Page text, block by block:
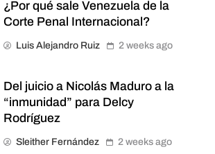
¿Por qué sale Venezuela de la
Corte Penal Internacional?
Luis Alejandro Ruiz 2 weeks ago
Del juicio a Nicolás Maduro a la
“inmunidad” para Delcy
Rodríguez
Sleither Fernández 2 weeks ago